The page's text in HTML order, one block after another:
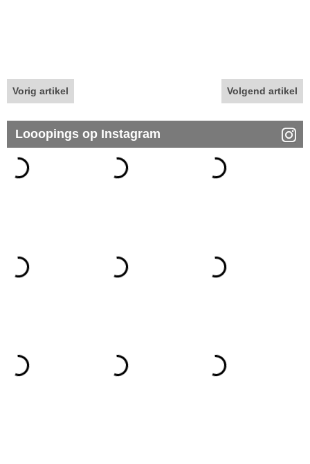
Vorig artikel Volgend artikel
Looopings op Instagram